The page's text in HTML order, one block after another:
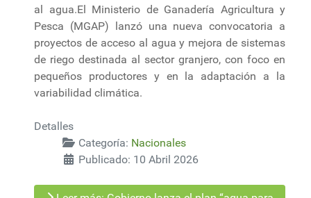
al agua.El Ministerio de Ganadería Agricultura y
Pesca (MGAP) lanzó una nueva convocatoria a
proyectos de acceso al agua y mejora de sistemas
de riego destinada al sector granjero, con foco en
pequeños productores y en la adaptación a la
variabilidad climática.
Detalles
Categoría: Nacionales
Publicado: 10 Abril 2026